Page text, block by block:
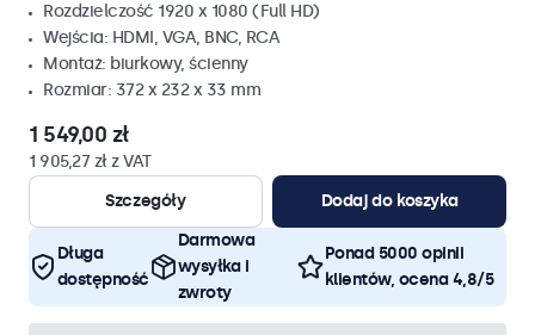
Rozdzielczość 1920 x 1080 (Full HD)
Wejścia: HDMI, VGA, BNC, RCA
Montaż: biurkowy, ścienny
Rozmiar: 372 x 232 x 33 mm
1 549,00 zł
1 905,27 zł z VAT
Szczegóły
Dodaj do koszyka
Długa
dostępność
Darmowa
wysyłka i
zwroty
Ponad 5000 opinii
klientów, ocena 4,8/5